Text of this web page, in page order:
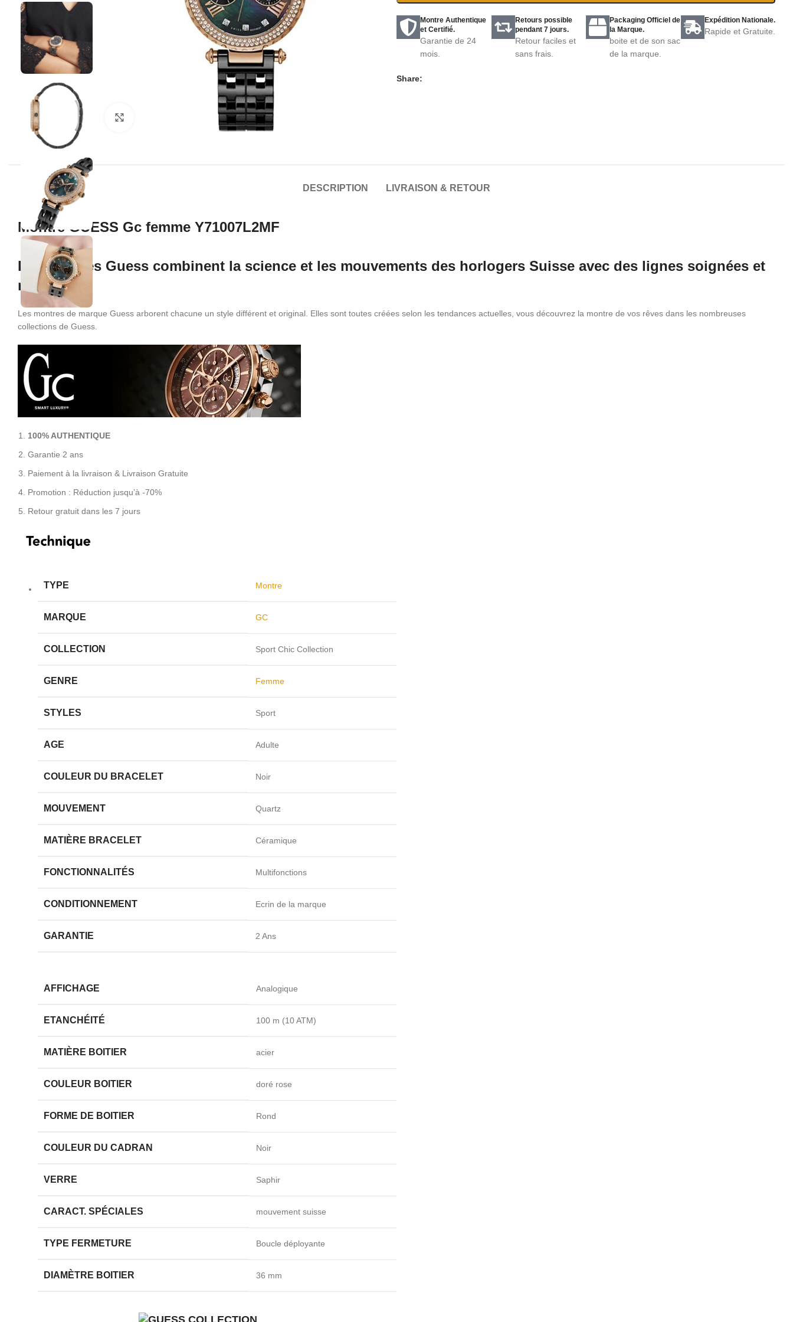
Montre Authentique
et Certifié.
Garantie de 24
mois.
Retours possible
pendant 7 jours.
Retour faciles et
sans frais.
Packaging Officiel de
la Marque.
boite et de son sac
de la marque.
Expédition Nationale.
Rapide et Gratuite.
Share:
DESCRIPTION LIVRAISON & RETOUR
Montre GUESS Gc femme Y71007L2MF
Les montres Guess combinent la science et les mouvements des horlogers Suisse avec des lignes soignées et
modernes.
Les montres de marque Guess arborent chacune un style différent et original. Elles sont toutes créées selon les tendances actuelles, vous découvrez la montre de vos rêves dans les nombreuses
collections de Guess.
100% AUTHENTIQUE
Garantie 2 ans
Paiement à la livraison & Livraison Gratuite
Promotion : Réduction jusqu’à -70%
Retour gratuit dans les 7 jours
TYPE Montre
MARQUE GC
COLLECTION Sport Chic Collection
GENRE Femme
STYLES Sport
AGE Adulte
COULEUR DU BRACELET Noir
MOUVEMENT Quartz
MATIÈRE BRACELET Céramique
FONCTIONNALITÉS Multifonctions
CONDITIONNEMENT Ecrin de la marque
GARANTIE 2 Ans
AFFICHAGE Analogique
ETANCHÉITÉ 100 m (10 ATM)
MATIÈRE BOITIER acier
COULEUR BOITIER doré rose
FORME DE BOITIER Rond
COULEUR DU CADRAN Noir
VERRE Saphir
CARACT. SPÉCIALES mouvement suisse
TYPE FERMETURE Boucle déployante
DIAMÈTRE BOITIER 36 mm